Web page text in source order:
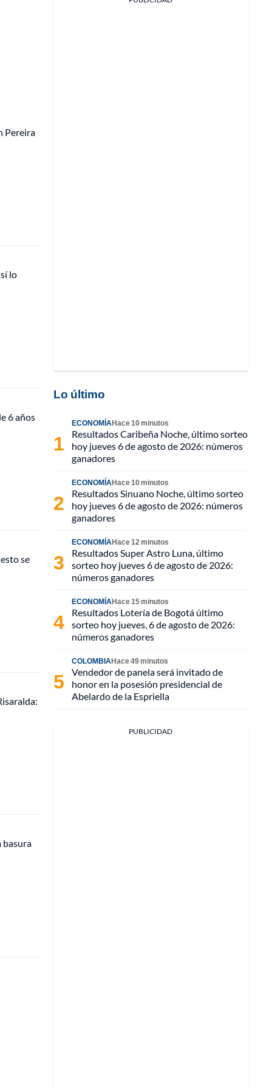
Pereira
lo
6 años
se
basura
Lo último
ECONOMÍAHace 10 minutos
Resultados Caribeña Noche, último sorteo
hoy jueves 6 de agosto de 2026: números
ganadores
ECONOMÍAHace 10 minutos
Resultados Sinuano Noche, último sorteo
hoy jueves 6 de agosto de 2026: números
ganadores
ECONOMÍAHace 12 minutos
Resultados Super Astro Luna, último
sorteo hoy jueves 6 de agosto de 2026:
números ganadores
ECONOMÍAHace 15 minutos
Resultados Lotería de Bogotá último
sorteo hoy jueves, 6 de agosto de 2026:
números ganadores
COLOMBIAHace 49 minutos
Vendedor de panela será invitado de
honor en la posesión presidencial de
Abelardo de la Espriella
PUBLICIDAD